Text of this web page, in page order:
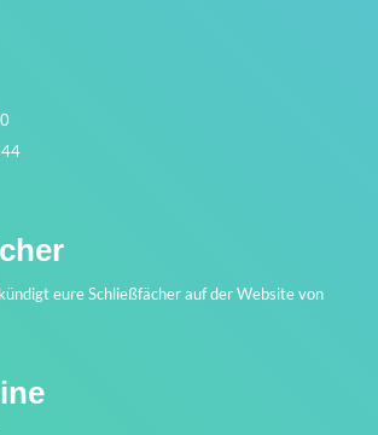
eure Schließfächer auf der Website von